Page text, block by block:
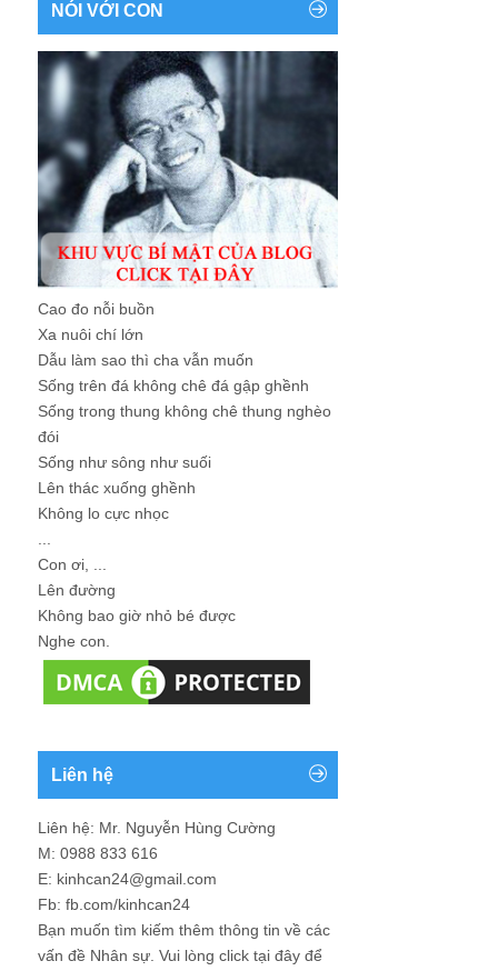
NÓI VỚI CON
Cao đo nỗi buồn
Xa nuôi chí lớn
Dẫu làm sao thì cha vẫn muốn
Sống trên đá không chê đá gập ghềnh
Sống trong thung không chê thung nghèo
đói
Sống như sông như suối
Lên thác xuống ghềnh
Không lo cực nhọc
Con ơi, ...
Lên đường
Không bao giờ nhỏ bé được
Nghe con.
Liên hệ
Liên hệ: Mr. Nguyễn Hùng Cường
M: 0988 833 616
E: kinhcan24@gmail.com
Fb: fb.com/kinhcan24
Bạn muốn tìm kiếm thêm thông tin về các
vấn đề Nhân sự . Vui lòng click tại đây để